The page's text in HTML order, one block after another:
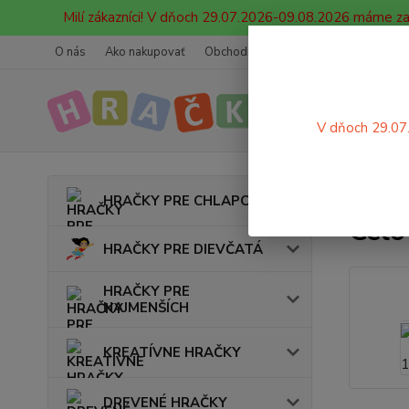
Milí zákazníci! V dňoch 29.07.2026-09.08.2026 máme
O nás Ako nakupovať Obchodné podmienky
HRAČKY PRE CHLAPCOV
HRAČKY PRE DIEVČATÁ
HRAČKY PRE
NAJMENŠÍCH
KREATÍVNE HRAČKY
DREVENÉ HRAČKY
V dňoch